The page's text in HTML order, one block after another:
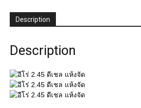
แห้ง
Description
Description